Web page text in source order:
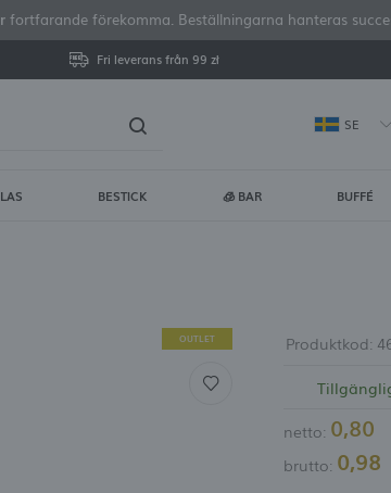
fortfarande förekomma. Beställningarna hanteras
Fri leverans från 99 zł
SE
visa köphistorik
ingen anledning att
BESTICK 🧊 BAR BUFFÉ
OUTLET Produktkod:
netto: 0,80
brutto: 0,98